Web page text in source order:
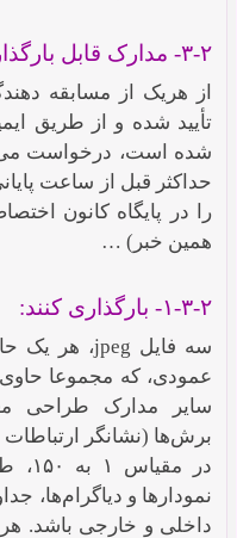
۳-۲- مدارک قابل بارگذاری:
از هریک از مسابقه
تأیید شده و از طریق
شده است، درخواست می
را در پایگاه کانون
همین خبر) …
۱-۳-۲- بارگذاری کنند:
سایر مدارک طراحی
برش‌ها (نشانگر ارتباطات
در
نمودارها و دیاگرام‌ها،